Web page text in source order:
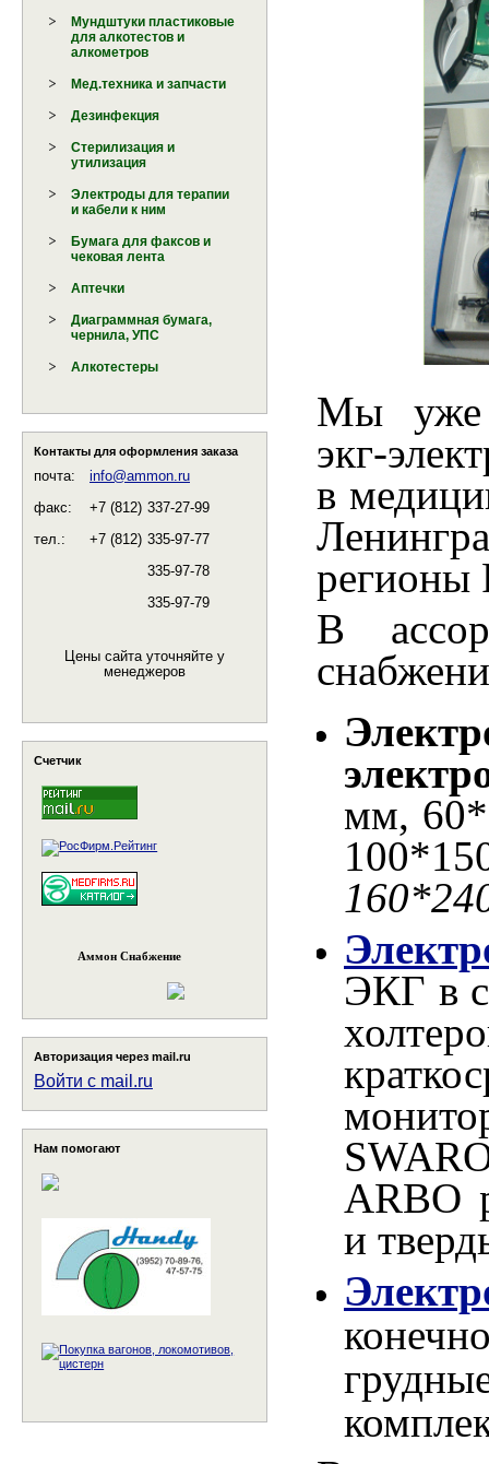
Мундштуки пластиковые
для алкотестов и
алкометров
Мед.техника и запчасти
Дезинфекция
Стерилизация и
утилизация
Электроды для терапии
и кабели к ним
Бумага для факсов и
чековая лента
Аптечки
Диаграммная бумага,
чернила, УПС
Алкотестеры
Контакты для оформления заказа
почта:
info@ammon.ru
факс:
+7 (812) 337-27-99
тел.:
+7 (812) 335-97-77
335-97-78
335-97-79
Цены сайта уточняйте у
менеджеров
Счетчик
Аммон Снабжение
Авторизация через mail.ru
Войти с mail.ru
Нам помогают
Мы уже
экг-
в
регионы
В
мм,
ЭКГ в
ARBO
и